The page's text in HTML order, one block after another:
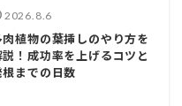
2026.8.6
肉植物の葉挿しのやり方を
説！成功率を上げるコツと
根までの日数